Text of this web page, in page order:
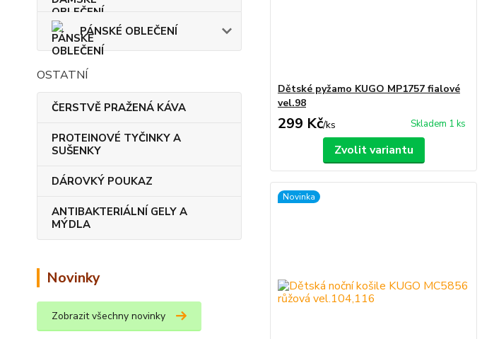
PÁNSKÉ OBLEČENÍ
OSTATNÍ
ČERSTVĚ PRAŽENÁ KÁVA
PROTEINOVÉ TYČINKY A
SUŠENKY
DÁROVKÝ POUKAZ
ANTIBAKTERIÁLNÍ GELY A
MÝDLA
Novinky
Zobrazit všechny novinky
Dětské pyžamo KUGO MP1757 fialové
vel.98
299 Kč/ks Skladem 1 ks
Zvolit variantu
Novinka